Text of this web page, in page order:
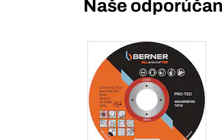
Naše